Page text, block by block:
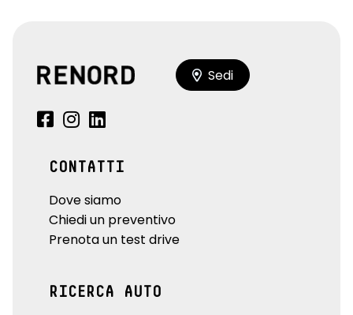
Sedi
CONTATTI
Dove siamo
Chiedi un preventivo
Prenota un test drive
RICERCA AUTO